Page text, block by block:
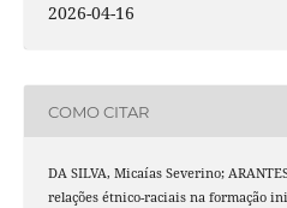
2026-04-16
COMO CITAR
DA SILVA, Micaías Severino;
relações étnico-raciais na formação